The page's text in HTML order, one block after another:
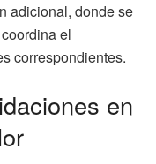
adicional, donde se
el
correspondientes.
en